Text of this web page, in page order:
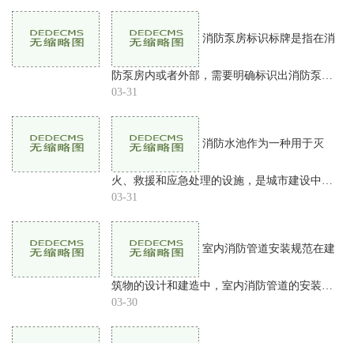
阀、放水阀等多种不同
防泵房内或者外部，需要明确标识出消防泵房
的位置、名称、使用范围、注意事项等信息的
有助于消防设施的使
03-31
火、救援和应急处理的设施，是城市建设中不
可或缺的一部分。作为消防水源的重要组成部
消防水池正常运行的关
03-31
筑物的设计和建造中，室内消防管道的安装是
重要的一环。消防管道是防止火灾的重要设
扑救效果和人员安全。
03-30